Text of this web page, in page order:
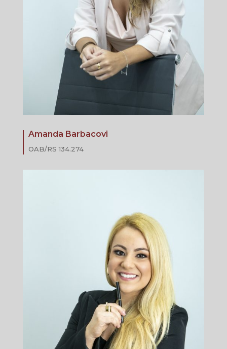
Amanda Barbacovi
OAB/RS134.274